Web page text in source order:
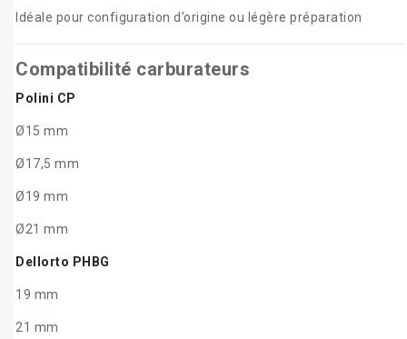
Idéale pour configuration d’origine ou légère préparation
Compatibilité carburateurs
Polini CP
Ø15 mm
Ø17,5 mm
Ø19 mm
Ø21 mm
Dellorto PHBG
19 mm
21 mm